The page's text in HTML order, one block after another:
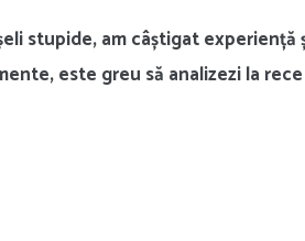
stupide, am câștigat experiență
este greu să analizezi la